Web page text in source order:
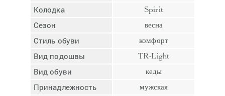
Колодка Spirit
Сезон весна
Стиль обуви комфорт
Вид подошвы TR-Light
Вид обуви кеды
Принадлежность мужская